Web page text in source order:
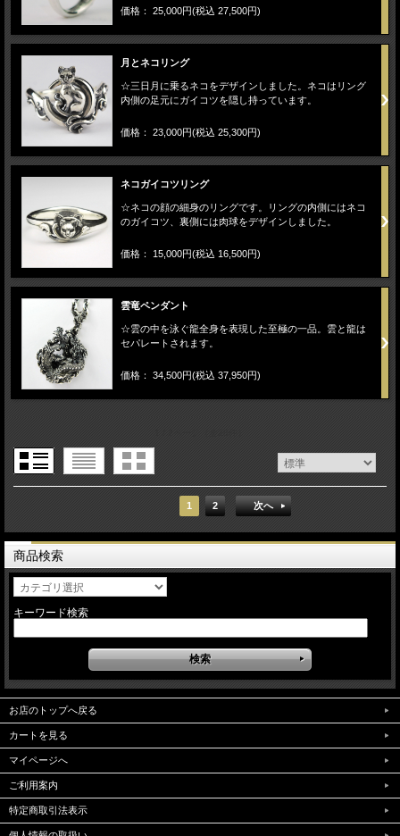
価格： 25,000円(税込 27,500円)
月とネコリング
☆三日月に乗るネコをデザインしました。ネコはリング
内側の足元にガイコツを隠し持っています。
価格： 23,000円(税込 25,300円)
ネコガイコツリング
☆ネコの顔の細身のリングです。リングの内側にはネコ
のガイコツ、裏側には肉球をデザインしました。
価格： 15,000円(税込 16,500円)
雲竜ペンダント
☆雲の中を泳ぐ龍全身を表現した至極の一品。雲と龍は
セパレートされます。
価格： 34,500円(税込 37,950円)
1 2 次へ
商品検索
キーワード検索
お店のトップへ戻る
カートを見る
マイページへ
ご利用案内
特定商取引法表示